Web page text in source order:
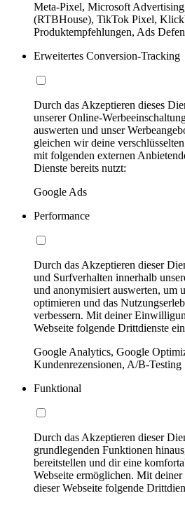
Meta-Pixel, Microsoft
(RTBHouse), TikTok Pixel,
Produktempfehlungen, Ads
Erweitertes Conversion-Tracking
Durch das Akzeptieren dieses
unserer Online-
auswerten und unser
gleichen wir deine
mit folgenden externen
Dienste bereits nutzt:
Google Ads
Performance
Durch das Akzeptieren dieser
und Surfverhalten innerhalb
und anonymisiert auswerten, um
optimieren und das
verbessern. Mit deiner
Webseite folgende Drittdienste
Google Analytics, Google
Kundenrezensionen, A/B-Testing
Funktional
Durch das Akzeptieren dieser
grundlegenden Funktionen
bereitstellen und dir eine
Webseite ermöglichen. Mit
dieser Webseite folgende